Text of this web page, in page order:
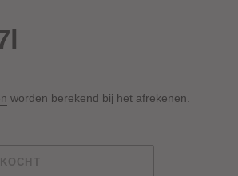
worden berekend bij het afrekenen.